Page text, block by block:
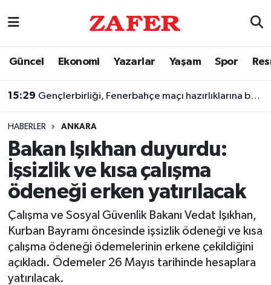
Güncel Ekonomi Yazarlar Yaşam Spor
15:29 Gençlerbirliği, Fenerbahçe maçı hazırlıklarına başladı
HABERLER ANKARA
Bakan Işıkhan duyurdu:
İşsizlik ve kısa çalışma
ödeneği erken yatırılacak
Çalışma ve Sosyal Güvenlik Bakanı Vedat Işıkhan,
Kurban Bayramı öncesinde işsizlik ödeneği ve kısa
çalışma ödeneği ödemelerinin erkene çekildiğini
açıkladı. Ödemeler 26 Mayıs tarihinde hesaplara
yatırılacak.
Nöbetçi Eczaneler
Trafik Durumu
Süper Lig Puan Durumu ve Fikstür
Tüm Manşetler
Son Dakika Haberleri
Haber Arşivi